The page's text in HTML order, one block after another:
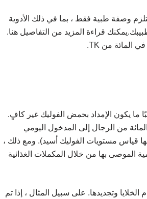
وصفة طبية فقط ، بما في ذلك الأدوية
قراءة المزيد من التفاصيل هنا.
ما يكون الإمداد بحمض الفوليك غير كافٍ.
جديد ، لا يصل 86 في المائة من النساء و 79 في المائة من الرجال إلى المدخول اليومي
قياس مستويات الفوليك أسيد). ومع ذلك ،
بها من خلال المكملات الغذائية
وتجديدها. على سبيل المثال ، إذا تم